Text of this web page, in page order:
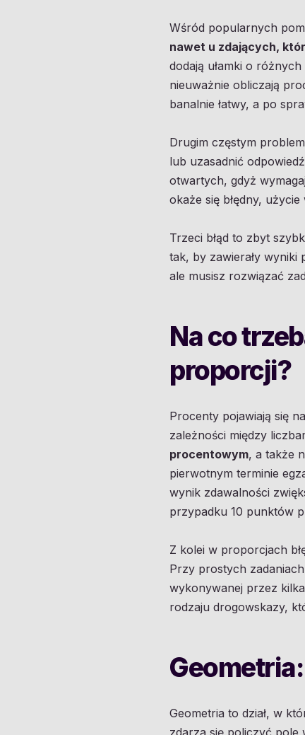
Wśród popularnych
nawet u zdających,
dodają ułamki o
nieuważnie obliczają
banalnie łatwy, a po
Drugim częstym
lub uzasadnić
otwartych, gdyż
okaże się błędny,
Trzeci błąd to zbyt
tak, by zawierały wyniki
ale musisz rozwiązać
Na co
proporcji?
Procenty pojawiają się
zależności między
procentowym, a także
pierwotnym terminie
wynik zdawalności
przypadku 10 punktów
Z kolei w proporcjach
Przy prostych
wykonywanej przez
rodzaju drogowskazy,
Geometria to dział, w
zdarza się policzyć